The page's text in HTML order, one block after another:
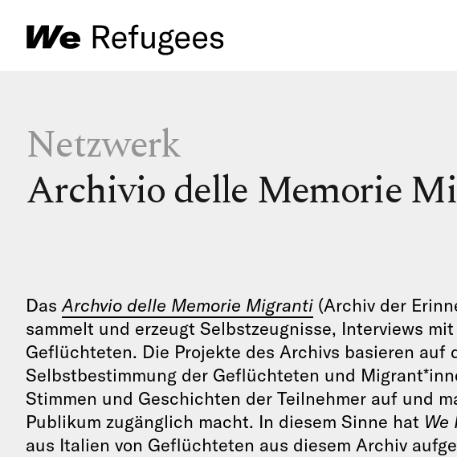
Netzwerk
Archivio delle Memorie
DasArchvio delle Memorie Migranti (Archiv der
sammelt und erzeugt Selbstzeugnisse, Interviews
Geflüchteten. Die Projekte des Archivs basieren auf
Selbstbestimmung der Geflüchteten und
Stimmen und Geschichten der Teilnehmer auf und
Publikum zugänglich macht. In diesem Sinne hat We
aus Italien von Geflüchteten aus diesem Archiv